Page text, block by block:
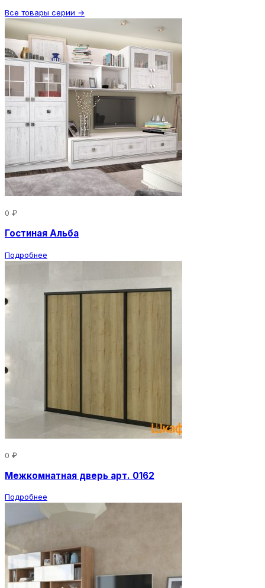
Все товары серии →
0 ₽
Гостиная Альба
Подробнее
0 ₽
Межкомнатная дверь арт. 0162
Подробнее